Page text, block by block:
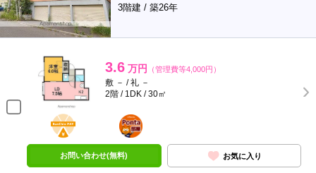
3階建 / 築26年
3.6 万円 （管理費等4,000円）
敷 － / 礼 －
2階 / 1DK / 30㎡
BunChinPAY
ポンタ
部屋
お問い合わせ(無料) お気に入り